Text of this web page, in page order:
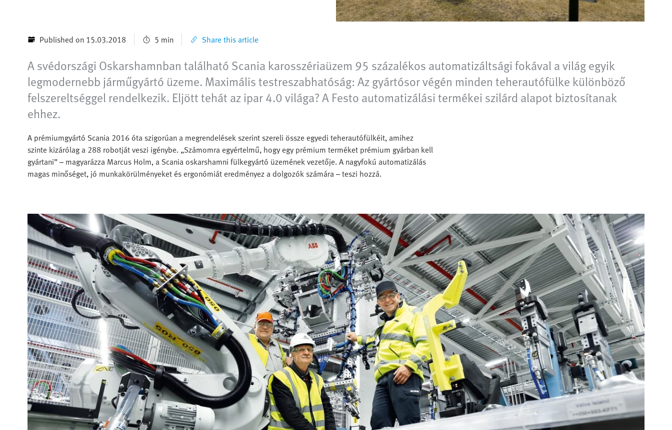
Published on 15.03.2018 5 min Share this article
A svédországi Oskarshamnban található Scania karosszériaüzem 95 százalékos automatizáltsági fokával a világ egyik
legmodernebb járműgyártó üzeme. Maximális testreszabhatóság: Az gyártósor végén minden teherautófülke különböző
felszereltséggel rendelkezik. Eljött tehát az ipar 4.0 világa? A Festo automatizálási termékei szilárd alapot biztosítanak
ehhez.
A prémiumgyártó Scania 2016 óta szigorúan a megrendelések szerint szereli össze egyedi teherautófülkéit, amihez
szinte kizárólag a 288 robotját veszi igénybe. „Számomra egyértelmű, hogy egy prémium terméket prémium gyárban kell
gyártani” – magyarázza Marcus Holm, a Scania oskarshamni fülkegyártó üzemének vezetője. A nagyfokú automatizálás
magas minőséget, jó munkakörülményeket és ergonómiát eredményez a dolgozók számára – teszi hozzá.